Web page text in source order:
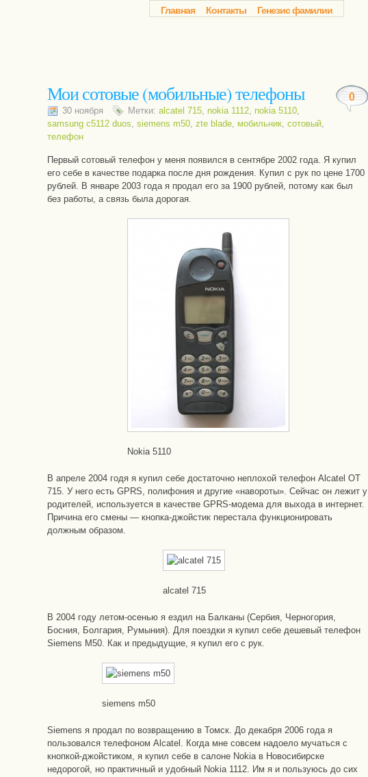
Главная Контакты Генезис фамилии
0
Мои сотовые (мобильные) телефоны
30 ноября Метки: alcatel 715, nokia 1112, nokia 5110,
samsung c5112 duos siemens m50, zte blade, мобильник, сотовый,
телефон
Первый сотовый телефон у меня появился в сентябре 2002 года. Я купил
его себе в качестве подарка после дня рождения. Купил с рук по цене 1700
рублей. В январе 2003 года я продал его за 1900 рублей, потому как был
без работы, а связь была дорогая.
Nokia 5110
В апреле 2004 годя я купил себе достаточно неплохой телефон Alcatel OT
715. У него есть GPRS, полифония и другие «навороты». Сейчас он лежит у
родителей, используется в качестве GPRS-модема для выхода в интернет.
Причина его смены — кнопка-джойстик перестала функционировать
должным образом.
alcatel 715
В 2004 году летом-осенью я ездил на Балканы (Сербия, Черногория,
Босния, Болгария, Румыния). Для поездки я купил себе дешевый телефон
Siemens M50. Как и предыдущие, я купил его с рук.
siemens m50
Siemens я продал по возвращению в Томск. До декабря 2006 года я
пользовался телефоном Alcatel. Когда мне совсем надоело мучаться с
кнопкой-джойстиком, я купил себе в салоне Nokia в Новосибирске
недорогой, но практичный и удобный Nokia 1112. Им я и пользуюсь до сих